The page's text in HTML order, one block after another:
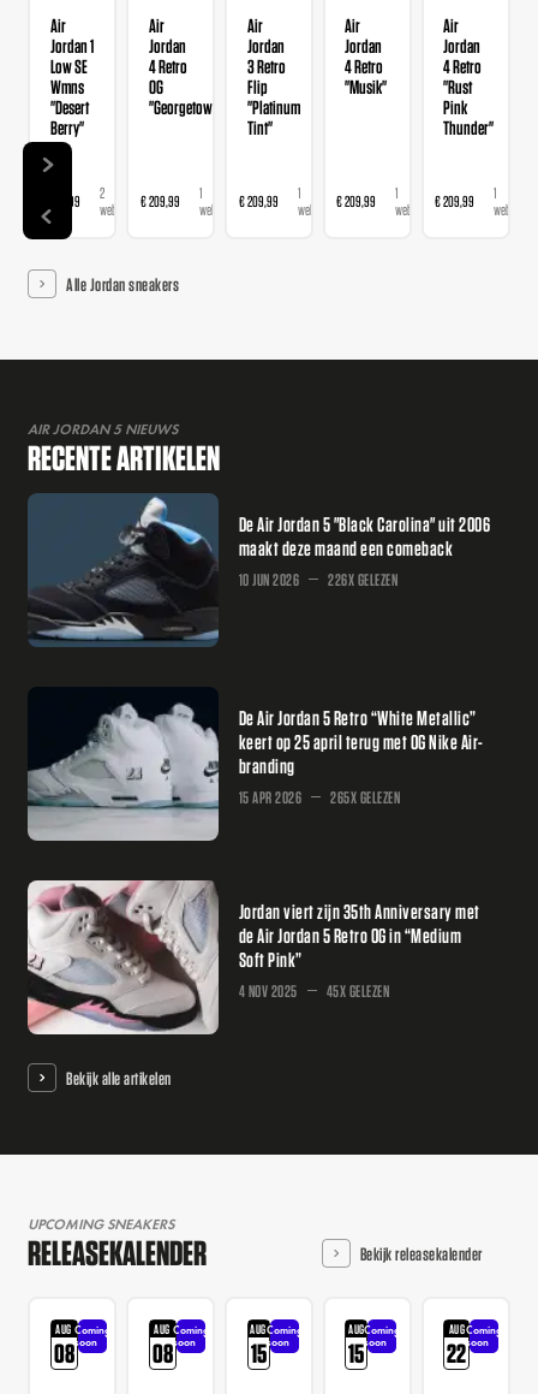
Air
Jordan 1
Low SE
Wmns
"Desert
Berry"
€ 139,99
2
webshops
Air
Jordan
4 Retro
OG
"Georgetown"
€ 209,99
1
webshop
Air
Jordan
3 Retro
Flip
"Platinum
Tint"
€ 209,99
1
webshop
Air
Jordan
4 Retro
"Musik"
€ 209,99
1
webshop
Air
Jordan
4 Retro
"Rust
Pink
Thunder"
€ 209,99
1
webshop
Alle Jordan sneakers
AIR JORDAN 5 NIEUWS
RECENTE ARTIKELEN
De Air Jordan 5 "Black Carolina" uit 2006
maakt deze maand een comeback
10 JUN 2026 226X GELEZEN
De Air Jordan 5 Retro “White Metallic”
keert op 25 april terug met OG Nike Air-
branding
15 APR 2026 265X GELEZEN
Jordan viert zijn 35th Anniversary met
de Air Jordan 5 Retro OG in “Medium
Soft Pink”
4 NOV 2025 45X GELEZEN
Bekijk alle artikelen
UPCOMING SNEAKERS
RELEASEKALENDER Bekijk releasekalender
AUG
08
Coming
soon
AUG
08
Coming
soon
AUG
15
Coming
soon
AUG
15
Coming
soon
AUG
22
Coming
soon